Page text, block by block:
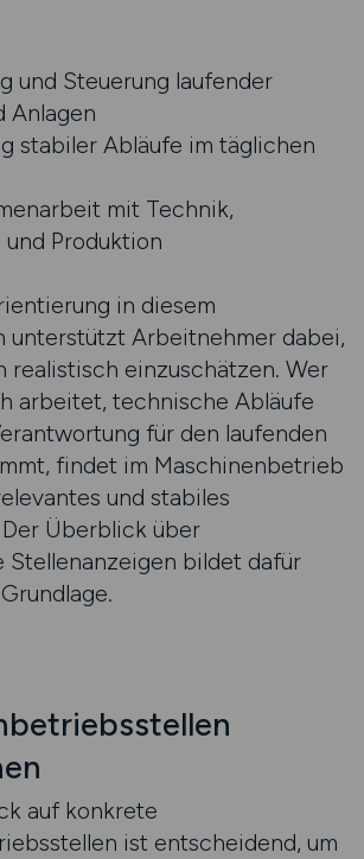
und Steuerung laufender
Anlagen
stabiler Abläufe im täglichen
mit Technik,
Produktion
in diesem
unterstützt Arbeitnehmer dabei,
realistisch einzuschätzen. Wer
arbeitet, technische Abläufe
für den laufenden
findet im Maschinenbetrieb
und stabiles
Überblick über
bildet dafür
auf konkrete
ist entscheidend, um